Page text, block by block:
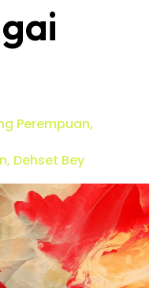
Perempuan,
Dehset Bey